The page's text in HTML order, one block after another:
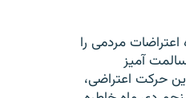
مردمی را
آميز
حرکت اعتراضی،